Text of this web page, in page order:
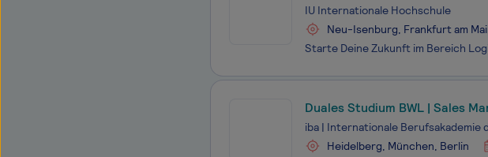
Deutschland GmbH
IU Internationale Hochschule
Neu-Isenburg, Frankfurt am
Duales Studium BWL | Sales
KG als Sales Trainee (m/w/d)
iba | Internationale Berufsakademie
Heidelberg, München, Berlin